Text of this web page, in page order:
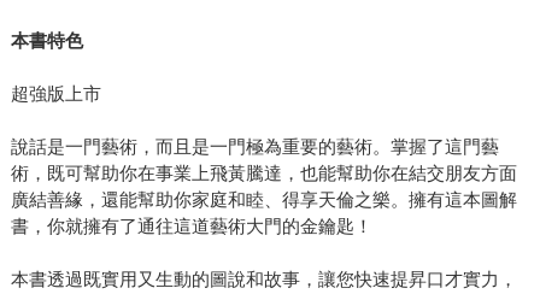
本書特色
超強版上市
說話是一門藝術，而且是一門極為重要的藝術。掌握了這門藝
術，既可幫助你在事業上飛黃騰達，也能幫助你在結交朋友方面
廣結善緣，還能幫助你家庭和睦、得享天倫之樂。擁有這本圖解
書，你就擁有了通往這道藝術大門的金鑰匙！
本書透過既實用又生動的圖說和故事，讓您快速提昇口才實力，